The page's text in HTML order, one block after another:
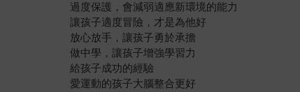
過度保護，會減弱適應新環境的能力
讓孩子適度冒險，才是為他好
放心放手，讓孩子勇於承擔
做中學，讓孩子增強學習力
給孩子成功的經驗
愛運動的孩子大腦整合更好